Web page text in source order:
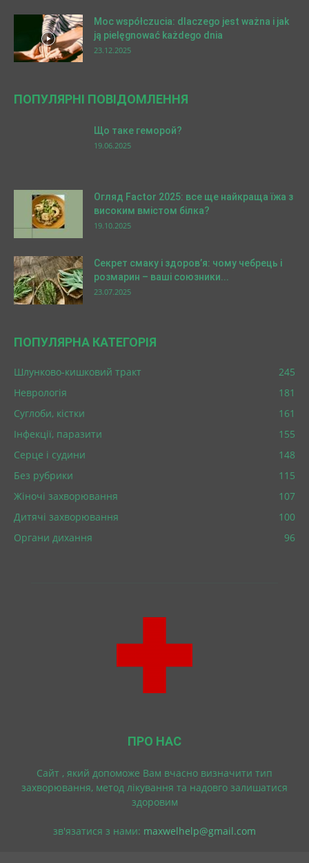
Moc współczucia: dlaczego jest ważna i jak
ją pielęgnować każdego dnia
23.12.2025
ПОПУЛЯРНІ ПОВІДОМЛЕННЯ
Що таке геморой?
19.06.2025
Огляд Factor 2025: все ще найкраща їжа з
високим вмістом білка?
19.10.2025
Секрет смаку і здоров’я: чому чебрець і
розмарин – ваші союзники...
23.07.2025
ПОПУЛЯРНА КАТЕГОРІЯ
Шлунково-кишковий тракт
245
Неврологія
181
Суглоби, кістки
161
Інфекції, паразити
155
Серце і судини
148
Без рубрики
115
Жіночі захворювання
107
Дитячі захворювання
100
Органи дихання
96
ПРО НАС
Cайт , який допоможе Вам вчасно визначити тип
захворювання, метод лікування та надовго залишатися
здоровим
зв'язатися з нами: maxwelhelp@gmail.com